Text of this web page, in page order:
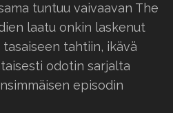
tuntuu vaivaavan The
laatu onkin laskenut
tahtiin, ikävä
odotin sarjalta
episodin